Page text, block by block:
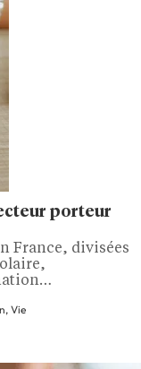
porteur
France, divisées
Vie